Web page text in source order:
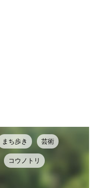
まち歩き 芸術
コウノトリ